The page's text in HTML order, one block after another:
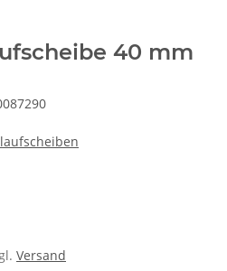
40 mm
Versand